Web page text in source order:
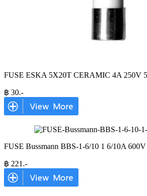
FUSE ESKA 5X20T CERAMIC 4A 250V
฿ 30.-
FUSE Bussmann BBS-1-6/10 1 6/10A 600V
฿ 221 .-